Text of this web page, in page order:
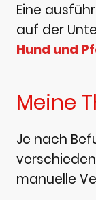
Eine
auf der
Hund und
Meine
Je nach
manuelle